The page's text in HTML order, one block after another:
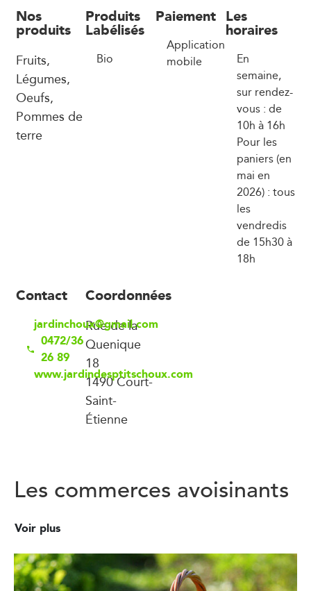
Nos
produits
Fruits,
Légumes,
Oeufs,
Pommes de
terre
Produits
Labélisés
Bio
Paiement
Application
mobile
Les
horaires
En
semaine,
sur rendez-
vous : de
10h à 16h
Pour les
paniers (en
mai en
2026) : tous
les
vendredis
de 15h30 à
18h
Contact
jardinchoux@gmail.com
0472/36
26 89
www.jardindesptitschoux.com
Coordonnées
Rue de la
Quenique
18
1490 Court-
Saint-
Étienne
Les commerces avoisinants
Voir plus